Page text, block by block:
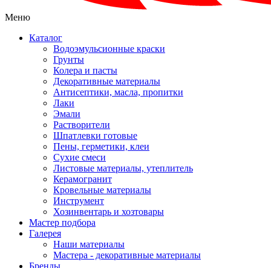
Меню
Каталог
Водоэмульсионные краски
Грунты
Колера и пасты
Декоративные материалы
Антисептики, масла, пропитки
Лаки
Эмали
Растворители
Шпатлевки готовые
Пены, герметики, клеи
Сухие смеси
Листовые материалы, утеплитель
Керамогранит
Кровельные материалы
Инструмент
Хозинвентарь и хозтовары
Мастер подбора
Галерея
Наши материалы
Мастера - декоративные материалы
Бренды